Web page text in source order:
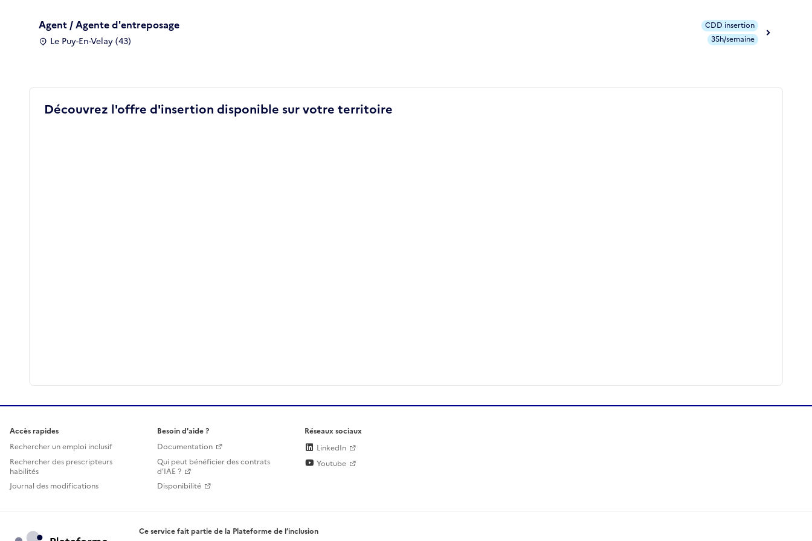
Agent / Agente d'entreposage
Le Puy-En-Velay (43)
CDD insertion
35h/semaine
Découvrez l'offre d'insertion disponible sur votre territoire
Accès rapides
Rechercher un emploi inclusif
Rechercher des prescripteurs
habilités
Journal des modifications
Besoin d'aide ?
Documentation
Qui peut bénéficier des contrats
d'IAE ?
Disponibilité
Réseaux sociaux
LinkedIn
Youtube
Ce service fait partie de la Plateforme de l’inclusion